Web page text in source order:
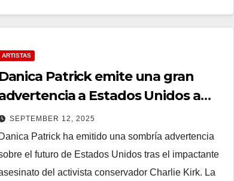
ARTISTAS
Danica Patrick emite una gran
a Estados Unidos a
del asesinato de Charlie Kirk
SEPTEMBER 12, 2025
Danica Patrick ha emitido una sombría advertencia
el futuro de Estados Unidos tras el impactante
del activista conservador Charlie Kirk. La